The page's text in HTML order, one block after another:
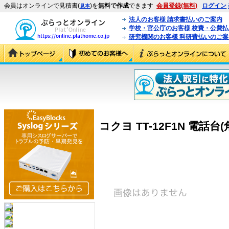
会員はオンラインで見積書(見本)を無料で作成できます 会員登録(無料) ログイン
法人のお客様 請求書払いのご案内
学校・官公庁のお客様 校費・公費
研究機関のお客様 科研費払いのご
コクヨ TT-12F1N 電話台